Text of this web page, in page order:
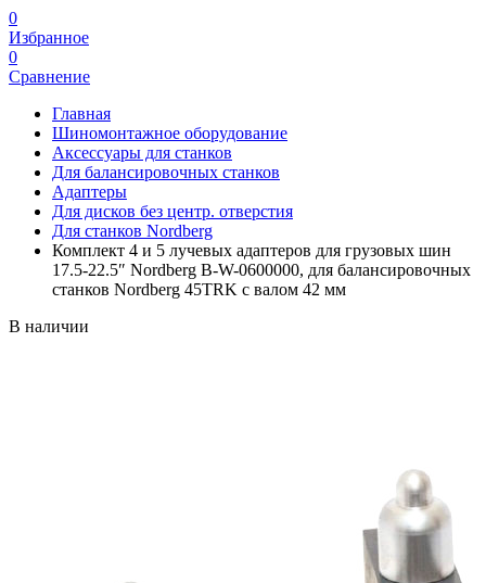
0
Избранное
0
Сравнение
Главная
Шиномонтажное оборудование
Аксессуары для станков
Для балансировочных станков
Адаптеры
Для дисков без центр. отверстия
Для станков Nordberg
Комплект 4 и 5 лучевых адаптеров для грузовых шин
17.5-22.5″ Nordberg B-W-0600000, для балансировочных
станков Nordberg 45TRK с валом 42 мм
В наличии